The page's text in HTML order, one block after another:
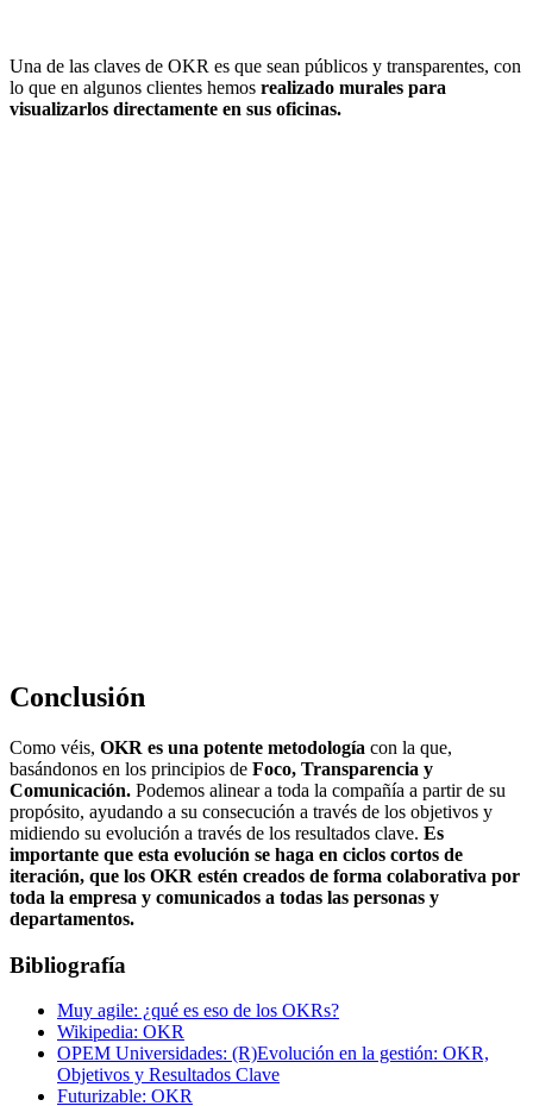
Una de las claves de OKR es que sean públicos y transparentes, con
lo que en algunos clientes hemos realizado murales para
visualizarlos directamente en sus oficinas.
Conclusión
Como véis, OKR es una potente metodología con la que,
basándonos en los principios de Foco, Transparencia y
Comunicación. Podemos alinear a toda la compañía a partir de su
propósito, ayudando a su consecución a través de los objetivos y
midiendo su evolución a través de los resultados clave. Es
importante que esta evolución se haga en ciclos cortos de
iteración, que los OKR estén creados de forma colaborativa por
toda la empresa y comunicados a todas las personas y
departamentos.
Bibliografía
Muy agile: ¿qué es eso de los OKRs?
Wikipedia: OKR
OPEM Universidades: (R)Evolución en la gestión: OKR,
Objetivos y Resultados Clave
Futurizable: OKR